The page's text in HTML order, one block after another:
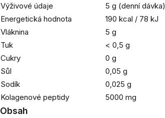
Výživové údaje
5 g (denní dávka)
Energetická hodnota
190 kcal / 78 kJ
Vláknina
5 g
Tuk
< 0,5 g
Cukry
0 g
Sůl
0,05 g
Sodík
0,025 g
Kolagenové peptidy
5000 mg
Obsah